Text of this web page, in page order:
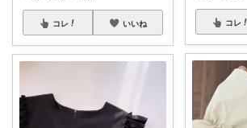
コレ いいね コレ